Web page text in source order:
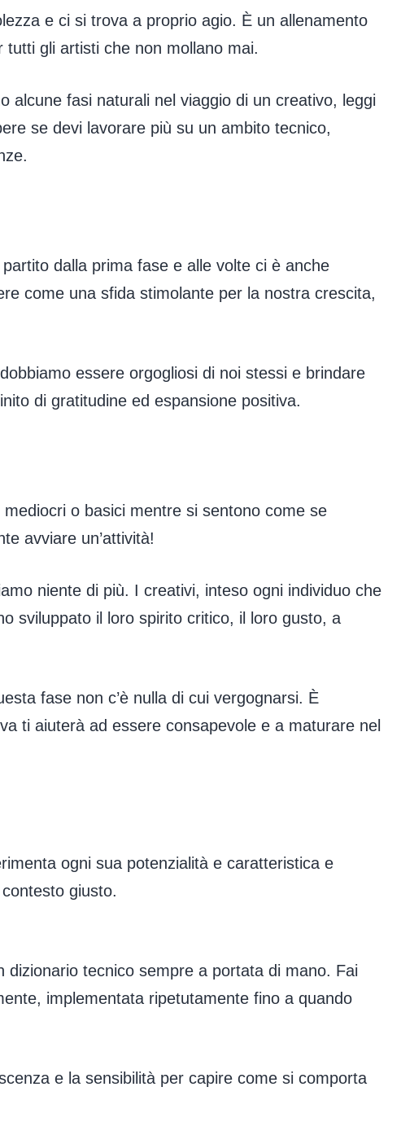
e ci si trova a proprio agio. È un allenamento
gli artisti che non mollano mai.
alcune fasi naturali nel viaggio di un creativo, leggi
se devi lavorare più su un ambito tecnico,
dalla prima fase e alle volte ci è anche
come una sfida stimolante per la nostra crescita,
essere orgogliosi di noi stessi e brindare
di gratitudine ed espansione positiva.
o basici mentre si sentono come se
avviare un’attività!
niente di più. I creativi, inteso ogni individuo che
sviluppato il loro spirito critico, il loro gusto, a
fase non c’è nulla di cui vergognarsi. È
ti aiuterà ad essere consapevole e a maturare nel
ogni sua potenzialità e caratteristica e
giusto.
tecnico sempre a portata di mano. Fai
implementata ripetutamente fino a quando
e la sensibilità per capire come si comporta